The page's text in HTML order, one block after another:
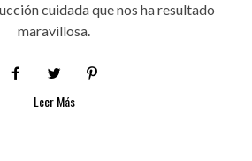
cuidada que nos ha resultado
maravillosa.
Leer Más